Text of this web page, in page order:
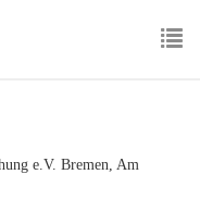
e.V. Bremen, Am